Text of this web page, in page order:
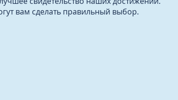
вам сделать правильный выбор.